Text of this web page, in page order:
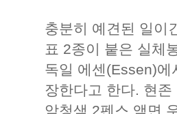
충분히 예견된 일이
표 2종이 붙은 실체
독일 에센(Essen)에
장한다고 한다. 현
암청색 2펜스 액면